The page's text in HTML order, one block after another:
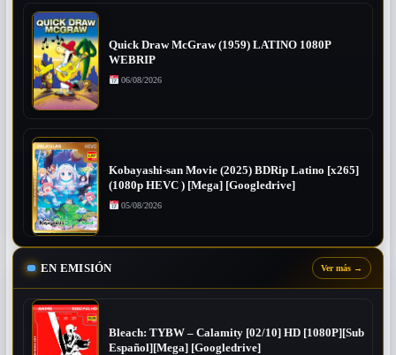
Quick Draw McGraw (1959) LATINO 1080P
WEBRIP
06/08/2026
Kobayashi-san Movie (2025) BDRip Latino [x265]
(1080p HEVC ) [Mega] [Googledrive]
05/08/2026
EN EMISIÓN Ver más →
Bleach: TYBW – Calamity [02/10] HD [1080P][Sub
Español][Mega] [Googledrive]